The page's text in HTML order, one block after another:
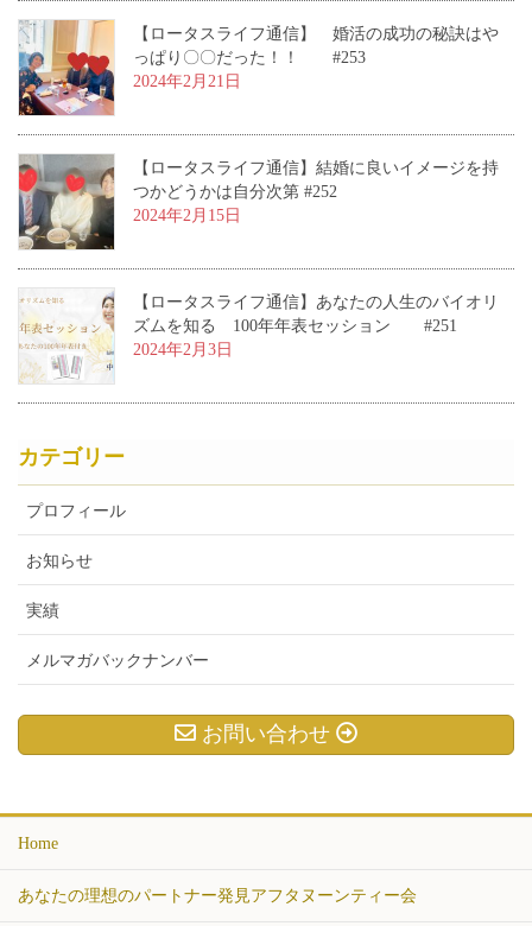
【ロータスライフ通信】 婚活の成功の秘訣はや
っぱり〇〇だった！！ #253
2024年2月21日
【ロータスライフ通信】結婚に良いイメージを持
つかどうかは自分次第 #252
2024年2月15日
【ロータスライフ通信】あなたの人生のバイオリ
ズムを知る 100年年表セッション #251
2024年2月3日
カテゴリー
プロフィール
お知らせ
実績
メルマガバックナンバー
お問い合わせ
Home
あなたの理想のパートナー発見アフタヌーンティー会